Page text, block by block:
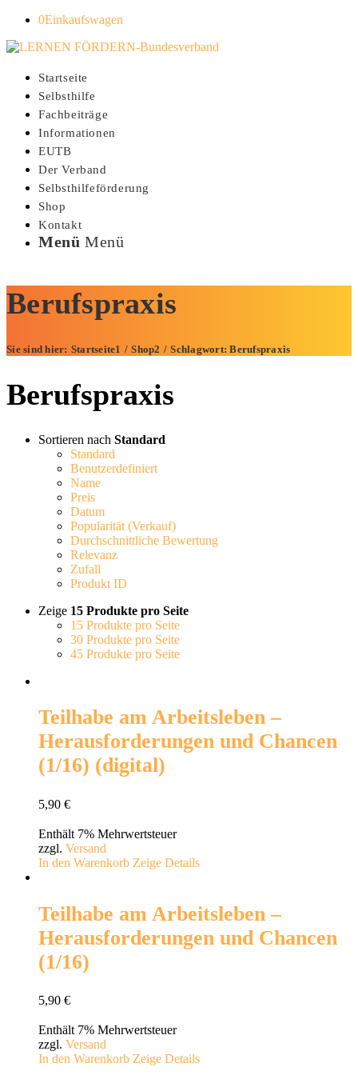
0Einkaufswagen
Startseite
Selbsthilfe
Fachbeiträge
Informationen
EUTB
Der Verband
Selbsthilfeförderung
Shop
Kontakt
Menü Menü
Berufspraxis
Sie sind hier: Startseite1 / Shop2 / Schlagwort: Berufspraxis
Berufspraxis
Sortieren nach Standard
Standard
Benutzerdefiniert
Name
Preis
Datum
Popularität (Verkauf)
Durchschnittliche Bewertung
Relevanz
Zufall
Produkt ID
Zeige 15 Produkte pro Seite
15 Produkte pro Seite
30 Produkte pro Seite
45 Produkte pro Seite
Teilhabe am Arbeitsleben –
Herausforderungen und Chancen
(1/16) (digital)
5,90 €
Enthält 7% Mehrwertsteuer
zzgl. Versand
In den Warenkorb Zeige Details
Teilhabe am Arbeitsleben –
Herausforderungen und Chancen
(1/16)
5,90 €
Enthält 7% Mehrwertsteuer
zzgl. Versand
In den Warenkorb Zeige Details